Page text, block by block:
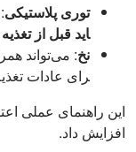
توری پلاستیکی
اید قبل از
نخ: می‌تواند
رای عادات
این راهنمای عملی
افزایش داد.